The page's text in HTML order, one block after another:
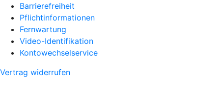
Barrierefreiheit
Pflichtinformationen
Fernwartung
Video-Identifikation
Kontowechselservice
Vertrag widerrufen